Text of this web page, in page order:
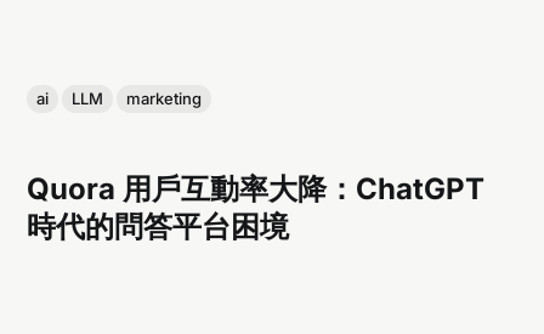
ai LLM marketing
Quora 用戶互動率大降：ChatGPT
時代的問答平台困境